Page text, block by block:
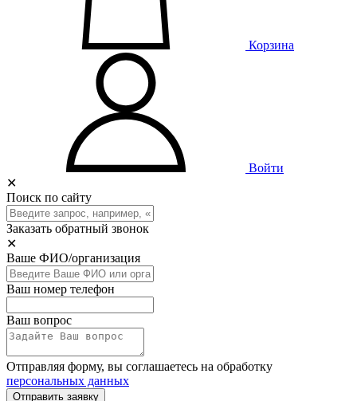
Корзина
Войти
✕
Поиск по сайту
Заказать обратный звонок
✕
Ваше ФИО/организация
Ваш номер телефон
Ваш вопрос
Отправляя форму, вы соглашаетесь на обработку
персональных данных
Отправить заявку